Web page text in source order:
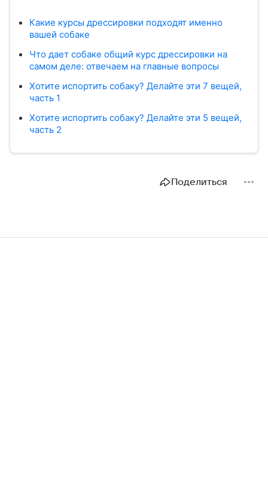
Какие курсы дрессировки подходят именно
вашей собаке
Что дает собаке общий курс дрессировки на
самом деле: отвечаем на главные вопросы
Хотите испортить собаку? Делайте эти 7 вещей,
часть 1
Хотите испортить собаку? Делайте эти 5 вещей,
часть 2
Поделиться